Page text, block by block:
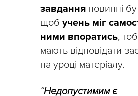
завдання повинні
щоб учень міг
ними впоратись,
мають відповідати
на уроці матеріалу.
“Недопустимим є